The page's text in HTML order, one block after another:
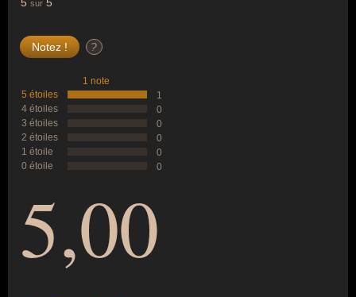
sur
?
1 note
5 étoiles
1
4 étoiles
0
3 étoiles
0
2 étoiles
0
1 étoile
0
0 étoile
0
5,00